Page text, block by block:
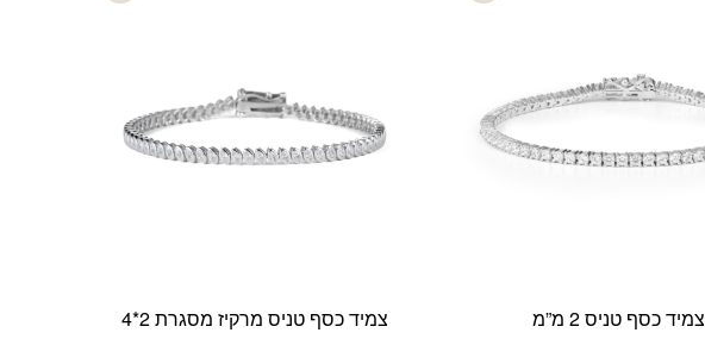
צמיד כסף טניס 2 מ”מ צמיד כסף טניס מרקיז מסגרת 2*4